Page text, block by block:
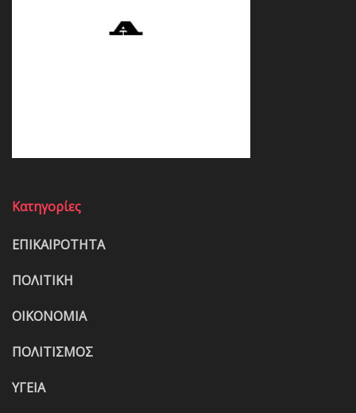
Κατηγορίες
ΕΠΙΚΑΙΡΟΤΗΤΑ
ΠΟΛΙΤΙΚΗ
ΟΙΚΟΝΟΜΙΑ
ΠΟΛΙΤΙΣΜΟΣ
ΥΓΕΙΑ